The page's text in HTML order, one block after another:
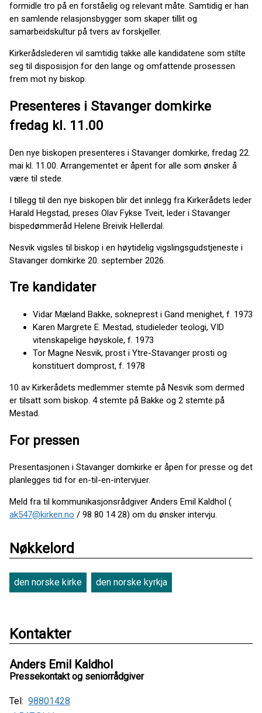
formidle tro på en forståelig og relevant måte. Samtidig er han
en samlende relasjonsbygger som skaper tillit og
samarbeidskultur på tvers av forskjeller.
Kirkerådslederen vil samtidig takke alle kandidatene som stilte
seg til disposisjon for den lange og omfattende prosessen
frem mot ny biskop.
Presenteres i Stavanger domkirke
fredag kl. 11.00
Den nye biskopen presenteres i Stavanger domkirke, fredag 22.
mai kl. 11.00. Arrangementet er åpent for alle som ønsker å
være til stede.
I tillegg til den nye biskopen blir det innlegg fra Kirkerådets leder
Harald Hegstad, preses Olav Fykse Tveit, leder i Stavanger
bispedømmeråd Helene Breivik Hellerdal.
Nesvik vigsles til biskop i en høytidelig vigslingsgudstjeneste i
Stavanger domkirke 20. september 2026.
Tre kandidater
Vidar Mæland Bakke, sokneprest i Gand menighet, f. 1973
Karen Margrete E. Mestad, studieleder teologi, VID
vitenskapelige høyskole, f. 1973
Tor Magne Nesvik, prost i Ytre-Stavanger prosti og
konstituert domprost, f. 1978
10 av Kirkerådets medlemmer stemte på Nesvik som dermed
er tilsatt som biskop. 4 stemte på Bakke og 2 stemte på
Mestad.
For pressen
Presentasjonen i Stavanger domkirke er åpen for presse og det
planlegges tid for en-til-en-intervjuer.
Meld fra til kommunikasjonsrådgiver Anders Emil Kaldhol (
ak547@kirken.no / 98 80 14 28) om du ønsker intervju.
Nøkkelord
den norske kirke den norske kyrkja
Kontakter
Anders Emil Kaldhol
Pressekontakt og seniorrådgiver
Tel: 98801428